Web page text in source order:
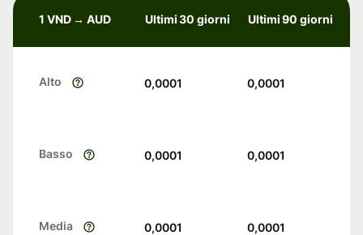
1 VND → AUD Ultimi 30 giorni Ultimi 90 giorni
Alto 0,0001 0,0001
Basso 0,0001 0,0001
Media 0,0001 0,0001